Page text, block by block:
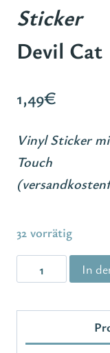
Sticker
Devil Cat
1,49€
Vinyl Sticker
Touch
32 vorrätig
StickerDevil
Cat
Menge
In